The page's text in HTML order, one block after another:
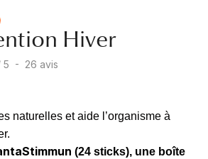
Hiver
5 - 26 avis
naturelles et aide l’organisme à
(24 sticks), une boîte